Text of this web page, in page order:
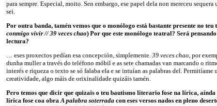
para sempre. Especial, moito. Sen embargo, ese papel dela non mereceu
sei.
Por outra banda, tamén vemos que o monólogo está bastante presente no teu
conmigo vivir // 39 veces chao) Por que este monólogo teatral? Será
lectura?
… eses proxectos pedían esa concepción, simplemente. 39 veces chao , por
dunha muller a través do teléfono móbil e as sete chamadas van marcando o
interés e riqueza o texto se só falaba ela e se intuían as palabras del. Permitíame
creatividade, algo máis de orixinalidade quizáis tamén.
Pero temos que dicir que quizais o teu bautismo literario fose na lírica, aínda
lírica fose coa obra A palabra soterrada con eses versos nados en pleno